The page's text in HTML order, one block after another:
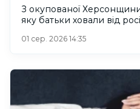
З окупованої
яку батьки ховали від
01 сер. 2026 14:35